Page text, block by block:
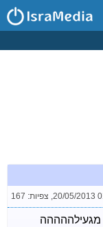
20/05/2013
, צפיות: 167
מגעילההההה